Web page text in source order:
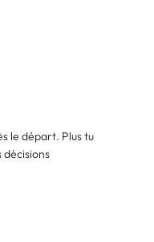
le départ. Plus tu
décisions